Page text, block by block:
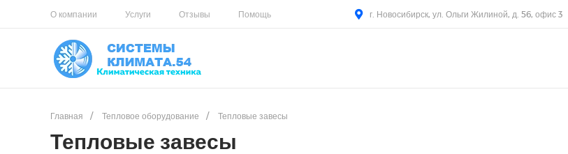
О компании Услуги Отзывы Помощь г. Новосибирск, ул. Ольги Жилиной, д. 56, офис 3
Главная / Тепловое оборудование / Тепловые завесы
Тепловые завесы